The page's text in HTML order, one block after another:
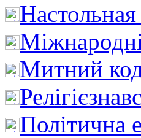
Митний
Політична